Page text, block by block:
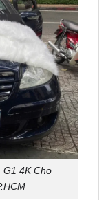
4K Cho
uy tín hàng